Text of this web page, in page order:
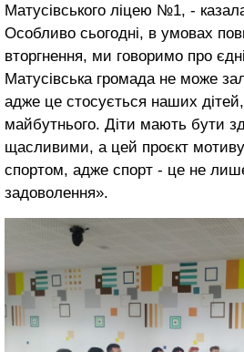
Матусівського ліцею №1, -
Особливо сьогодні, в умовах
вторгнення, ми говоримо про
Матусівська громада не може
адже це стосується наших
майбутнього. Діти мають бути
щасливими, а цей проєкт
спортом, адже спорт - це не
задоволення».